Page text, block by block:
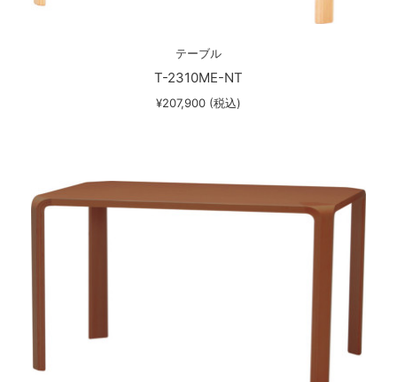
テーブル
T-2310ME-NT
¥207,900 (税込)